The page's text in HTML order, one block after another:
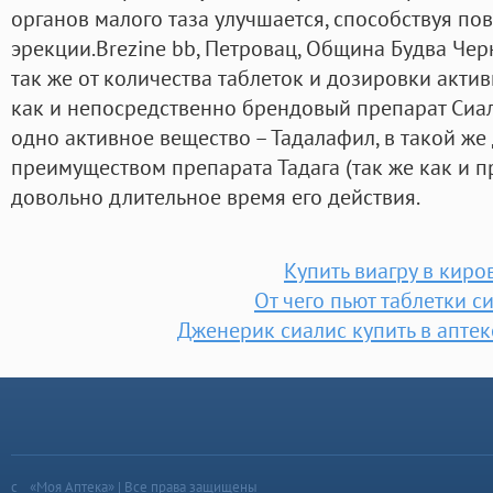
органов малого таза улучшается, способствуя
эрекции.Brezine bb, Петровац, Община Будва
так же от количества таблеток и дозировки
как и непосредственно брендовый препарат
одно активное вещество – Тадалафил, в такой
преимуществом препарата Тадага (так же как и
довольно длительное время его действия.
Купить виагру в
От чего пьют таблетки
Дженерик сиалис купить в
«Моя Аптека» | Все права защищены